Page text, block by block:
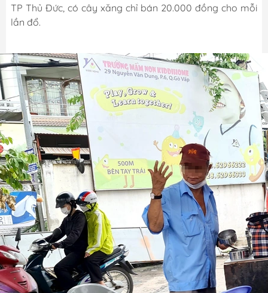
TP Thủ Đức, có cây xăng chỉ bán 20.000 đồng cho mỗi
lần đổ.